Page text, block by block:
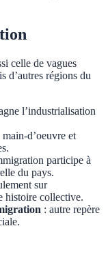
celle de vagues
d’autres régions du
l’industrialisation
d’oeuvre et
participe à
du pays.
sur
histoire collective.
: autre repère